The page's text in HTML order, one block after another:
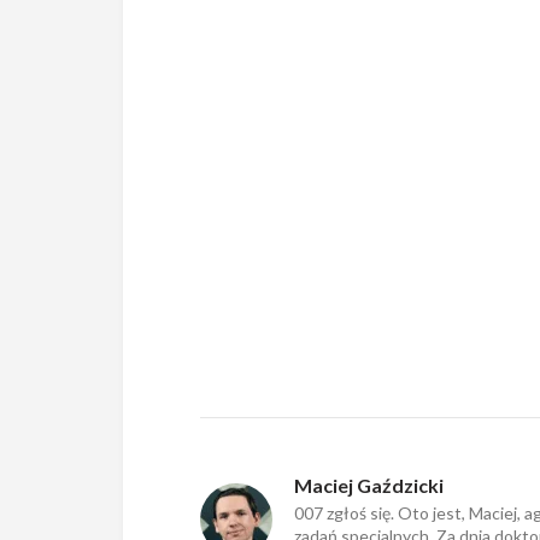
Maciej Gaździcki
007 zgłoś się. Oto jest, Maciej,
zadań specjalnych. Za dnia